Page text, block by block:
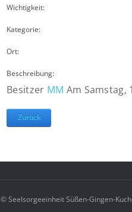
Wichtigkeit:
Kategorie:
Ort:
Beschreibung:
Besitzer MM Am Samstag,
Zurück
© Seelsorgeeinheit Süßen-Gingen-